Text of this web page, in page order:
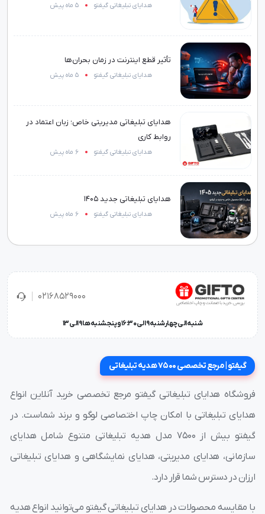
هدایای تبلیغاتی گیفتو 5 ماه پیش
تأثیر قطع اینترنت در زمان بحران‌ها
هدایای تبلیغاتی گیفتو 5 ماه پیش
هدایای تبلیغاتی مدیریتی خاص؛ زبان اعتماد در
روابط کاری
هدایای تبلیغاتی گیفتو 6 ماه پیش
هدایای تبلیغاتی جدید 1405
هدایای تبلیغاتی گیفتو 6 ماه پیش
02168529000
شنبه الی چهارشنبه 9 الی 16:30 و پنجشنبه ها 9 الی 13
گیفتو | مرجع تخصصی 7500 هدیه تبلیغاتی
فروشگاه هدایای تبلیغاتی گیفتو مرجع تخصصی خرید آنلاین انواع
هدایای تبلیغاتی با امکان چاپ اختصاصی لوگو و برند شماست. در
گیفتو بیش از ۷۵۰۰ مدل هدیه تبلیغاتی متنوع شامل هدایای
سازمانی، هدایای مدیریتی، هدایای نمایشگاهی و هدایای تبلیغاتی
ارزان در دسترس شما قرار دارد.
با مقایسه محصولات در هدایای تبلیغاتی گیفتو می‌توانید انواع هدیه